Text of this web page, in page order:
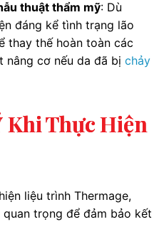
thuật thẩm mỹ: Dù
đáng kể tình trạng lão
thay thế hoàn toàn các
nâng cơ nếu da đã bị chảy
Khi Thực Hiện
liệu trình Thermage,
trọng để đảm bảo kết